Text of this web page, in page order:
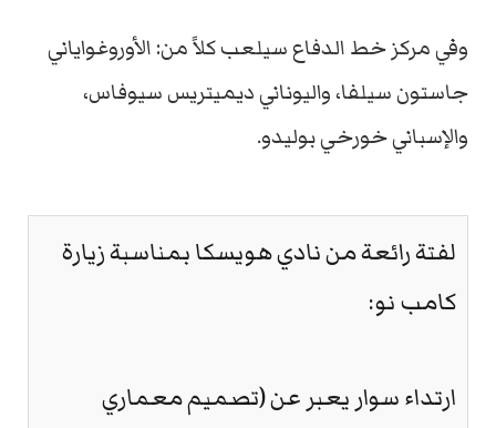
وفي مركز خط الدفاع سيلعب كلاً من: الأوروغواياني
جاستون سيلفا، واليوناني ديميتريس سيوفاس،
والإسباني خورخي بوليدو.
لفتة رائعة من نادي هويسكا بمناسبة زيارة
كامب نو:
ارتداء سوار يعبر عن (تصميم معماري